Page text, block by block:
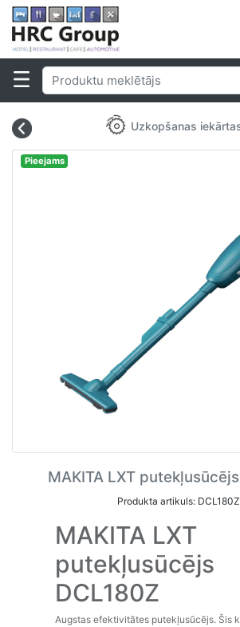
Uzkopšanas
Pieejams
MAKITA LXT
Produkta artikuls: DCL180Z
MAKITA LXT
putekļusūcējs
DCL180Z
Augstas efektivitātes putekļusūcējs. Šis